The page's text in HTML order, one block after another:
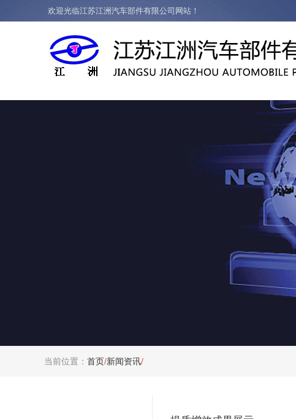
欢迎光临江苏江洲汽车部件有限公司网站！
当前位置： 首页/新闻资讯/